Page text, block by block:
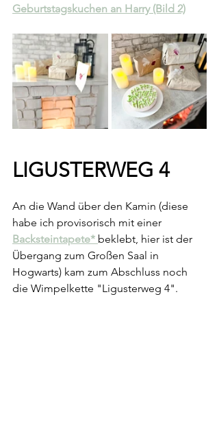
Geburtstagskuchen an Harry (Bild 2)
LIGUSTERWEG 4
An die Wand über den Kamin (diese
habe ich provisorisch mit einer
Backsteintapete* beklebt, hier ist der
Übergang zum Großen Saal in
Hogwarts) kam zum Abschluss noch
die Wimpelkette "Ligusterweg 4".